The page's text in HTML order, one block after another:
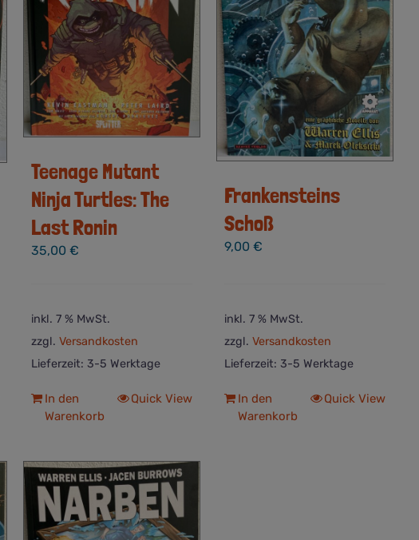
Teenage Mutant
Ninja Turtles: The
Last Ronin
35,00€
inkl. 7 % MwSt.
zzgl.Versandkosten
Lieferzeit: 3-5 Werktage
In den
Warenkorb
Quick View
Frankensteins
Schoß
9,00€
inkl. 7 % MwSt.
zzgl.Versandkosten
Lieferzeit: 3-5 Werktage
In den
Warenkorb
Quick View